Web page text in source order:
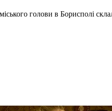
голови в Борисполі